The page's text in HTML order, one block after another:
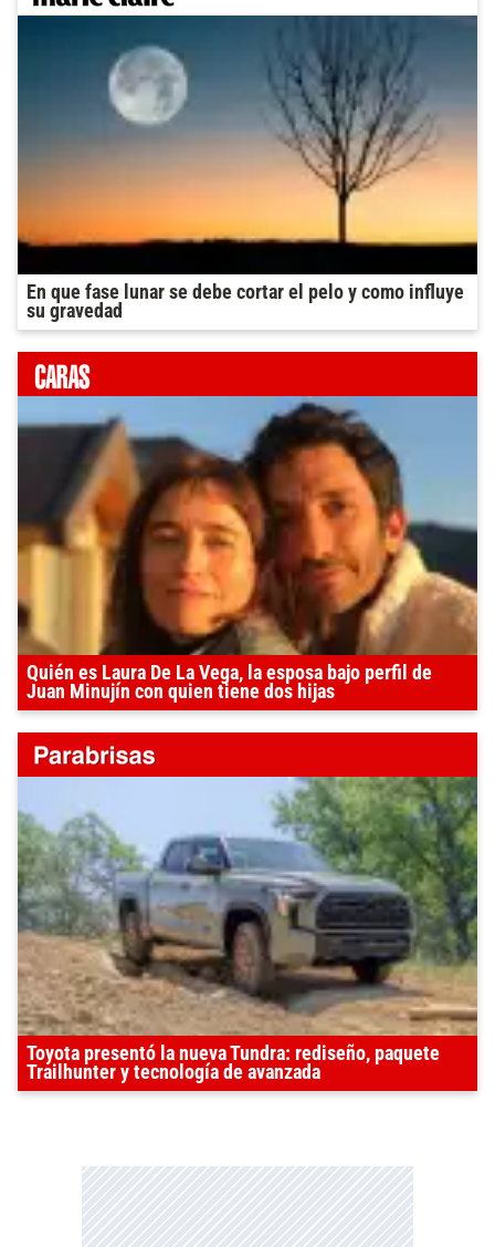
En que fase lunar se debe cortar el pelo y como influye
su gravedad
Quién es Laura De La Vega, la esposa bajo perfil de
Juan Minujín con quien tiene dos hijas
Toyota presentó la nueva Tundra: rediseño, paquete
Trailhunter y tecnología de avanzada